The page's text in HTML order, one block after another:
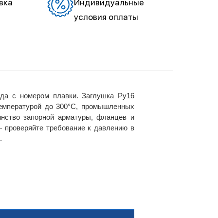
Индивидуальные
условия оплаты
с номером плавки. Заглушка Ру16
до 300°C, промышленных
запорной арматуры, фланцев и
требование к давлению в
.